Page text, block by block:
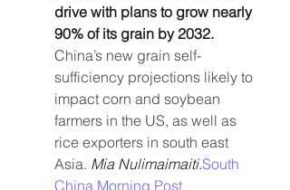
drive with plans to grow nearly
90% of its grain by 2032.
China’s new grain self-
sufficiency projections likely to
impact corn and soybean
farmers in the US, as well as
rice exporters in south east
Asia. Mia Nulimaimaiti.South
China Morning Post